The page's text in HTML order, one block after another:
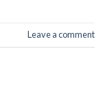
Leave a comment